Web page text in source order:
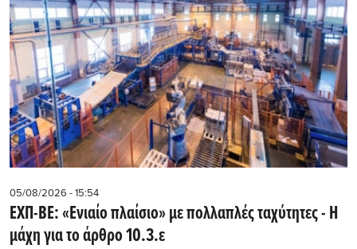
05/08/2026 - 15:54
ΕΧΠ-ΒΕ: «Ενιαίο πλαίσιο» με πολλαπλές ταχύτητες - Η
μάχη για το άρθρο 10.3.ε